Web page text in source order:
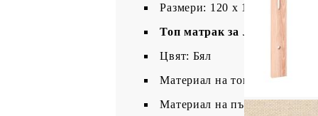
Размери: 120 x 190 x 20 см
Топ матрак за легло:
Цвят: Бял
Материал на топ матрака:
Материал на пълнежа: Пяна